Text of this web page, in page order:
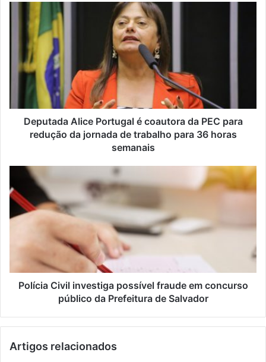
Deputada Alice Portugal é coautora da PEC para
redução da jornada de trabalho para 36 horas
semanais
Polícia Civil investiga possível fraude em concurso
público da Prefeitura de Salvador
Artigos relacionados